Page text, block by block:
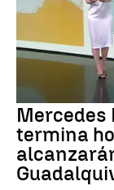
Mercedes
termina